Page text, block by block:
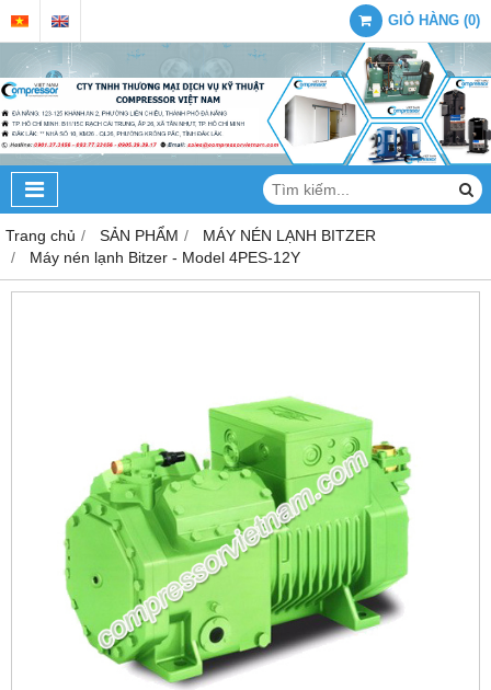
GIỎ HÀNG (0)
Trang chủ SẢN PHẨM
MÁY NÉN LẠNH BITZER
Máy nén lạnh Bitzer - Model 4PES-12Y